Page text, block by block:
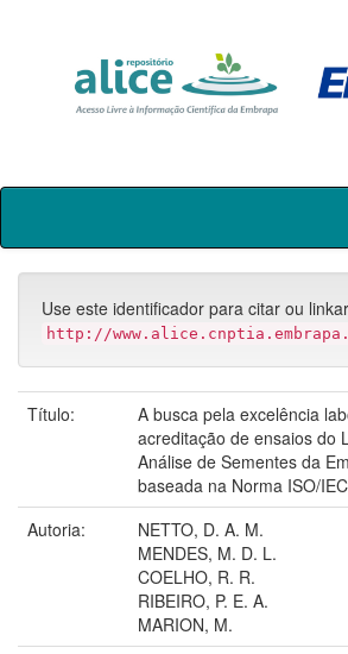
Skip
Use este identificador para citar ou
http://
Título:
A busca pela excelência
acreditação de ensaios do
Análise de Sementes da
baseada na Norma ISO/
Autoria:
NETTO, D. A. M.
MENDES, M. D. L.
COELHO, R. R.
RIBEIRO, P. E. A.
MARION, M.